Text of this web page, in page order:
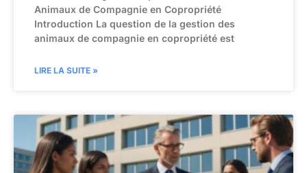
Animaux de Compagnie en Copropriété
Introduction La question de la gestion des
animaux de compagnie en copropriété est
LIRE LA SUITE »